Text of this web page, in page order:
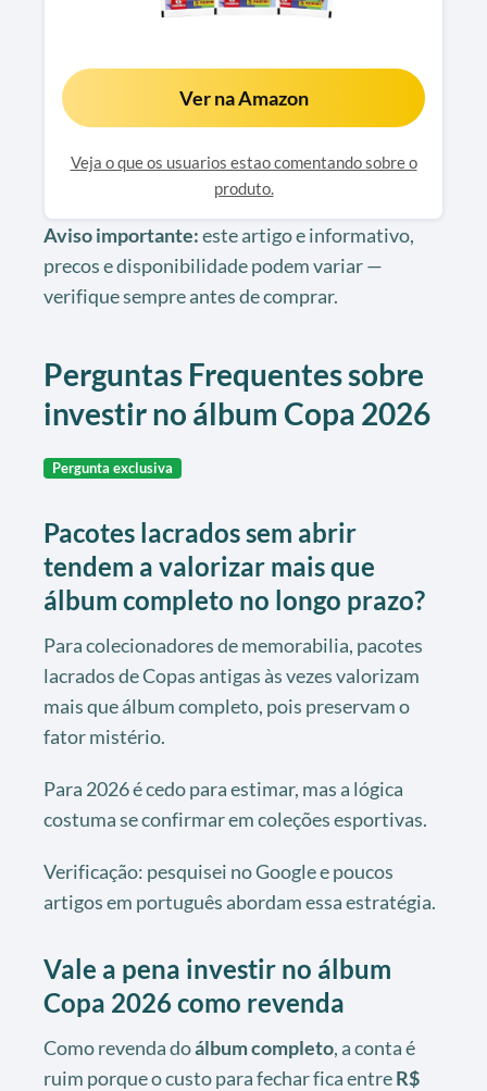
Ver na Amazon
Veja o que os usuarios estao comentando sobre o
produto.
Aviso importante:este artigo e informativo,
precos e disponibilidade podem variar —
verifique sempre antes de comprar.
Perguntas Frequentes sobre
investir no álbum Copa 2026
Pergunta exclusiva
Pacotes lacrados sem abrir
tendem a valorizar mais que
álbum completo no longo prazo?
Para colecionadores de memorabilia, pacotes
lacrados de Copas antigas às vezes valorizam
mais que álbum completo, pois preservam o
fator mistério.
Para 2026 é cedo para estimar, mas a lógica
costuma se confirmar em coleções esportivas.
Verificação: pesquisei no Google e poucos
artigos em português abordam essa estratégia.
Vale a pena investir no álbum
Copa 2026 como revenda
Como revenda doálbum completo, a conta é
ruim porque o custo para fechar fica entreR$